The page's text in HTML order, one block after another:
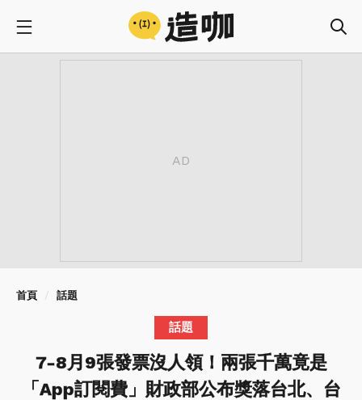
首頁 話題
話題
7-8月9張發票沒人領！兩張千萬竟是
「App訂閱費」財政部公布獎落台北、台